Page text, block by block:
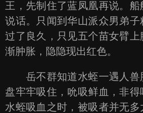
王，先制住了蓝凤凰再说。
说话。只闻到华山派众男弟子
过了良久，只见五个苗女臂
渐肿胀，隐隐现出红色。
岳不群知道水蛭一遇人兽
盘牢牢吸住，吮吸鲜血，非得
水蛭吸血之时，被吸者并无